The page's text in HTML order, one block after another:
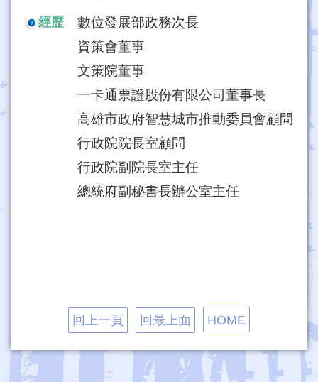
經歷
數位發展部政務次長
資策會董事
文策院董事
一卡通票證股份有限公司董事長
高雄市政府智慧城市推動委員會顧問
行政院院長室顧問
行政院副院長室主任
總統府副秘書長辦公室主任
回上一頁 回最上面 HOME